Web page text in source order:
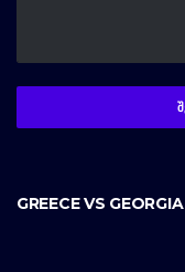
GREECE VS GEORGIA